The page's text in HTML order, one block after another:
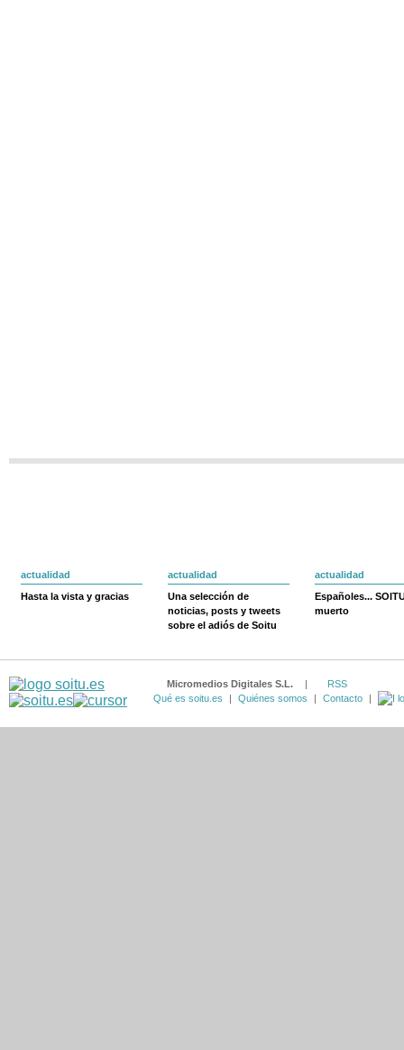
actualidad
Hasta la vista y gracias
actualidad
Una selección de
noticias, posts y tweets
sobre el adiós de Soitu
actualidad
Españoles...
muerto
Micromedios Digitales S.L. |
RSS
Qué es soitu.es
| Quiénes somos | Contacto |